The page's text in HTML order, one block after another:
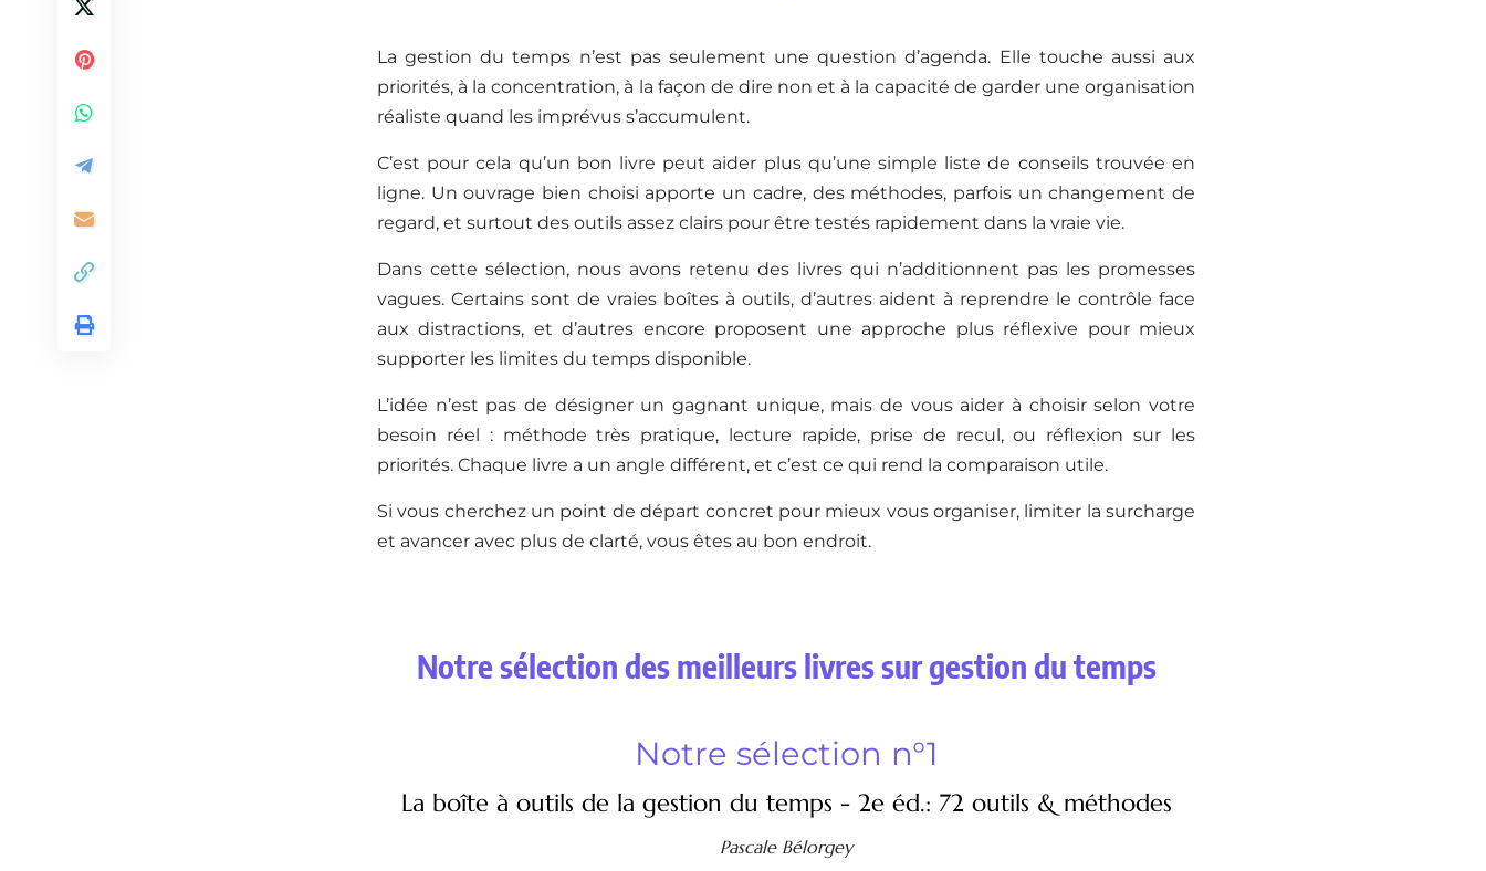
La gestion du temps n’est pas seulement une question d’agenda. Elle touche aussi aux
priorités, à la concentration, à la façon de dire non et à la capacité de garder une organisation
réaliste quand les imprévus s’accumulent.
C’est pour cela qu’un bon livre peut aider plus qu’une simple liste de conseils trouvée en
ligne. Un ouvrage bien choisi apporte un cadre, des méthodes, parfois un changement de
regard, et surtout des outils assez clairs pour être testés rapidement dans la vraie vie.
Dans cette sélection, nous avons retenu des livres qui n’additionnent pas les promesses
vagues. Certains sont de vraies boîtes à outils, d’autres aident à reprendre le contrôle face
aux distractions, et d’autres encore proposent une approche plus réflexive pour mieux
supporter les limites du temps disponible.
L’idée n’est pas de désigner un gagnant unique, mais de vous aider à choisir selon votre
besoin réel : méthode très pratique, lecture rapide, prise de recul, ou réflexion sur les
priorités. Chaque livre a un angle différent, et c’est ce qui rend la comparaison utile.
Si vous cherchez un point de départ concret pour mieux vous organiser, limiter la surcharge
et avancer avec plus de clarté, vous êtes au bon endroit.
Notre sélection des meilleurs livres sur gestion du temps
Notre sélection n°1
La boîte à outils de la gestion du temps - 2e éd.: 72 outils & méthodes
Pascale Bélorgey